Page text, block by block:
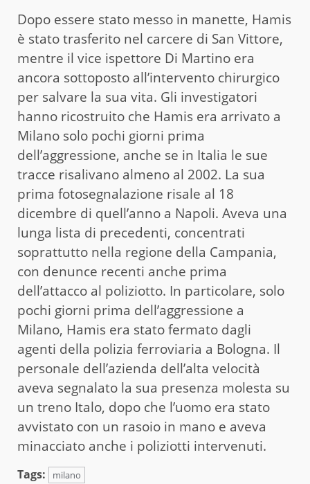
Dopo essere stato messo in manette, Hamis
è stato trasferito nel carcere di San Vittore,
mentre il vice ispettore Di Martino era
ancora sottoposto all’intervento chirurgico
per salvare la sua vita. Gli investigatori
hanno ricostruito che Hamis era arrivato a
Milano solo pochi giorni prima
dell’aggressione, anche se in Italia le sue
tracce risalivano almeno al 2002. La sua
prima fotosegnalazione risale al 18
dicembre di quell’anno a Napoli. Aveva una
lunga lista di precedenti, concentrati
soprattutto nella regione della Campania,
con denunce recenti anche prima
dell’attacco al poliziotto. In particolare, solo
pochi giorni prima dell’aggressione a
Milano, Hamis era stato fermato dagli
agenti della polizia ferroviaria a Bologna. Il
personale dell’azienda dell’alta velocità
aveva segnalato la sua presenza molesta su
un treno Italo, dopo che l’uomo era stato
avvistato con un rasoio in mano e aveva
minacciato anche i poliziotti intervenuti.
Tags: milano